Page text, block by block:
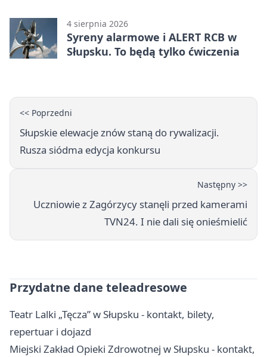
4 sierpnia 2026
Syreny alarmowe i ALERT RCB w
Słupsku. To będą tylko ćwiczenia
<< Poprzedni
Słupskie elewacje znów staną do rywalizacji.
Rusza siódma edycja konkursu
Następny >>
Uczniowie z Zagórzycy stanęli przed kamerami
TVN24. I nie dali się onieśmielić
Przydatne dane teleadresowe
Teatr Lalki „Tęcza” w Słupsku - kontakt, bilety,
repertuar i dojazd
Miejski Zakład Opieki Zdrowotnej w Słupsku - kontakt,